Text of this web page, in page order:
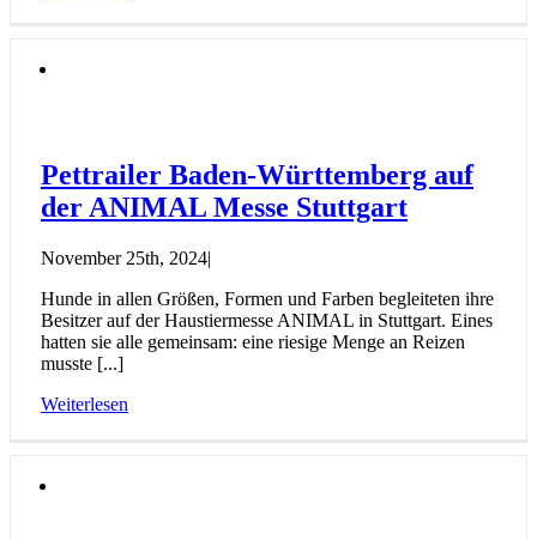
Pettrailer Baden-Württemberg auf
der ANIMAL Messe Stuttgart
November 25th, 2024|
Hunde in allen Größen, Formen und Farben begleiteten ihre
Besitzer auf der Haustiermesse ANIMAL in Stuttgart. Eines
hatten sie alle gemeinsam: eine riesige Menge an Reizen
musste [...]
Weiterlesen